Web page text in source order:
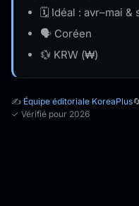
🗓️ Idéal : avr–mai &
🗣️ Coréen
💱 KRW (₩)
✍️ Équipe éditoriale KoreaPlus
✓ Vérifié pour 2026